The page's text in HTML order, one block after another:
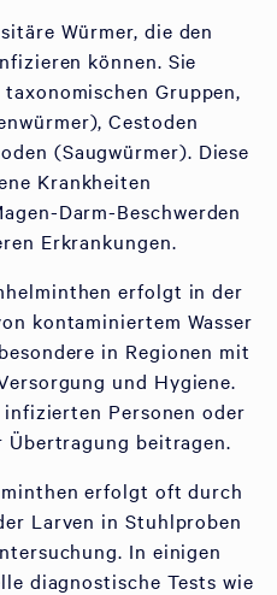
Würmer, die den
können. Sie
Gruppen,
Cestoden
(Saugwürmer). Diese
Krankheiten
Darm-Beschwerden
Erkrankungen.
erfolgt in der
kontaminiertem Wasser
in Regionen mit
und Hygiene.
Personen oder
beitragen.
erfolgt oft durch
Larven in Stuhlproben
In einigen
diagnostische Tests wie